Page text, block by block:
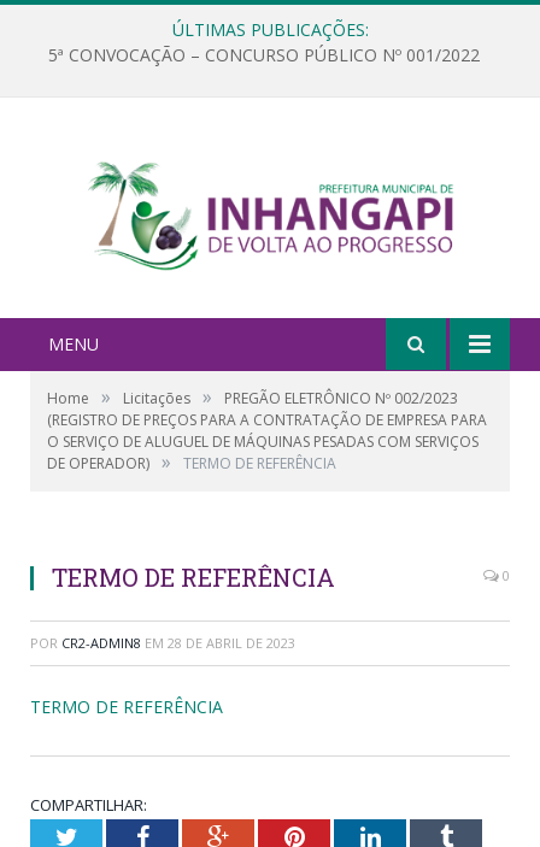
ÚLTIMAS PUBLICAÇÕES:
5ª CONVOCAÇÃO – CONCURSO PÚBLICO Nº 001/2022
MENU
Home » Licitações »
PREGÃO ELETRÔNICO Nº 002/2023
(REGISTRO DE PREÇOS PARA A CONTRATAÇÃO DE EMPRESA PARA
O SERVIÇO DE ALUGUEL DE MÁQUINAS PESADAS COM SERVIÇOS
DE OPERADOR) » TERMO DE REFERÊNCIA
TERMO DE REFERÊNCIA 0
POR CR2-ADMIN8 EM 28 DE ABRIL DE 2023
TERMO DE REFERÊNCIA
COMPARTILHAR:
TwitterFacebookGoogle+PinterestLinkedInTumblr